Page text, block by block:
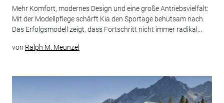
Mehr Komfort, modernes Design und eine große Antriebsvielfalt:
Mit der Modellpflege schärft Kia den Sportage behutsam nach.
Das Erfolgsmodell zeigt, dass Fortschritt nicht immer radikal...
von Ralph M. Meunzel